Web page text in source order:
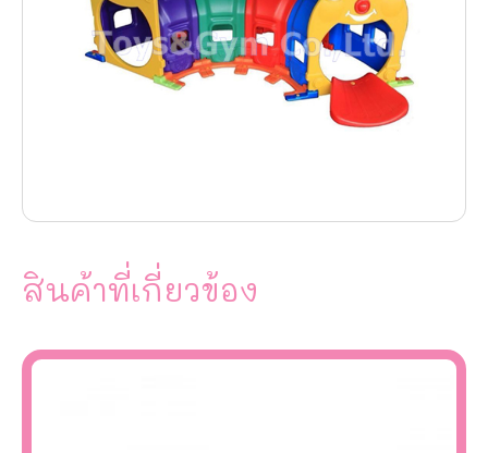
สินค้าที่เกี่ยวข้อง